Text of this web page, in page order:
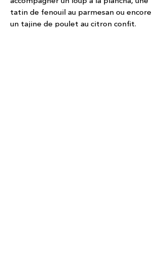
tatin de fenouil au parmesan ou encore
un tajine de poulet au citron confit.